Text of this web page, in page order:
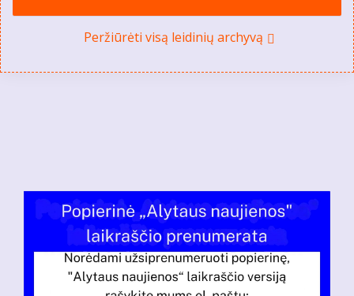
Peržiūrėti visą leidinių archyvą